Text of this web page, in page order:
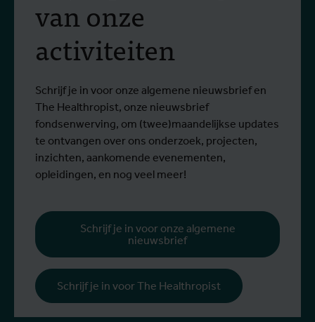
Hoe komt het dat we keer op keer
reageren alsof hitte een tijdelijke
noodtoestand is? Dit opiniestuk van
stedenbouwkundig ontwerper, is
gepubliceerd in De Tijd.
Lees meer
van onze
activiteiten
Schrijf je in voor onze algemene nieuwsbrief en
The Healthropist, onze nieuwsbrief
fondsenwerving, om (twee)maandelijkse updates
te ontvangen over ons onderzoek, projecten,
inzichten, aankomende evenementen,
opleidingen, en nog veel meer!
Schrijf je in voor onze algemene
nieuwsbrief
Schrijf je in voor The Healthropist